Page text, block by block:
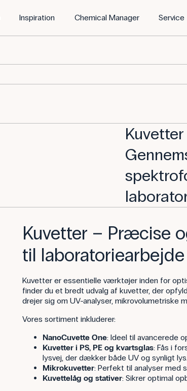
Inspiration Chemical Manager Service
Kuvetter – Præcise
til laboratoriearbejde
Kuvetter er essentielle værktøjer inden for
finder du et bredt udvalg af kuvetter, der
drejer sig om UV-analyser, mikrovolumetriske
Vores sortiment inkluderer:
NanoCuvette One: Ideel til avancerede
Kuvetter i PS, PE og kvartsglas: Fås i
lysvej, der dækker både UV og synligt
Mikrokuvetter: Perfekt til analyser med
Kuvettelåg og stativer: Sikrer optimal